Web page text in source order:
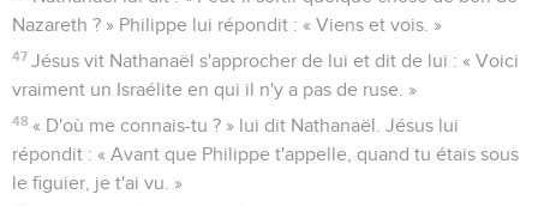
Nazareth ? » Philippe lui répondit : « Viens et vois. »
47 Jésus vit Nathanaël s'approcher de lui et dit de lui : « Voici
vraiment un Israélite en qui il n'y a pas de ruse. »
48 « D'où me connais-tu ? » lui dit Nathanaël. Jésus lui
répondit : « Avant que Philippe t'appelle, quand tu étais sous
le figuier, je t'ai vu. »